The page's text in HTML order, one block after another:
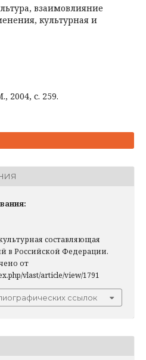
взаимовлияние
культурная и
2004, с. 259.
составляющая
в Российской Федерации.
от
vlast/article/view/1791
ссылок